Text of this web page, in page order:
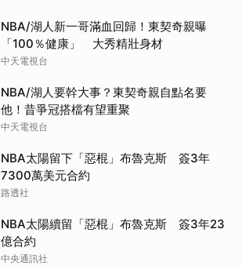
NBA/湖人新一哥滿血回歸！東契奇親曝
「100％健康」 大秀精壯身材
中天電視台
NBA/湖人要幹大事？東契奇親自點名要
他！昔爭冠搭檔有望重聚
中天電視台
NBA太陽留下「惡棍」布魯克斯 簽3年
7300萬美元合約
路透社
NBA太陽續留「惡棍」布魯克斯 簽3年23
億合約
中央通訊社